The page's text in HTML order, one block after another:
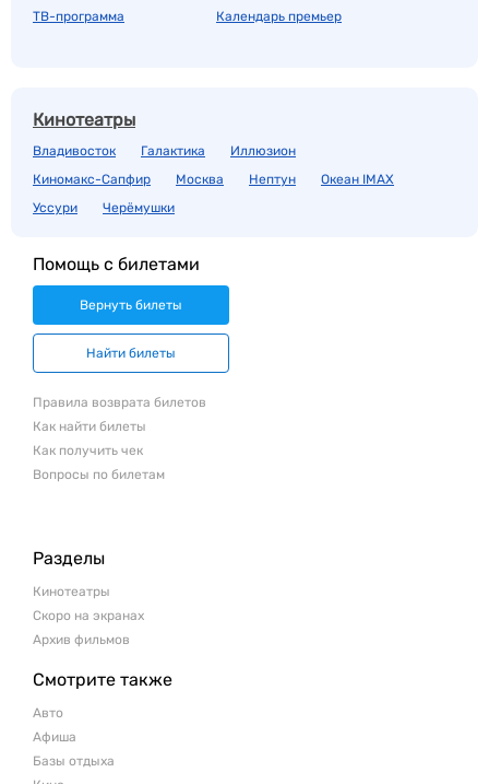
ТВ-программа
Календарь премьер
Кинотеатры
Владивосток Галактика
Иллюзион
Киномакс-Сапфир
Москва Нептун
Океан IMAX
Уссури
Черёмушки
Помощь с билетами
Вернуть билеты
Найти билеты
Правила возврата билетов
Как найти билеты
Как получить чек
Вопросы по билетам
Разделы
Кинотеатры
Скоро на экранах
Архив фильмов
Смотрите также
Авто
Афиша
Базы отдыха